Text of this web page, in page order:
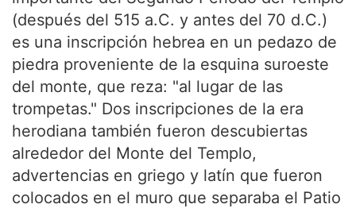
(después del 515 a.C. y antes del 70 d.C.)
es una inscripción hebrea en un pedazo de
piedra proveniente de la esquina suroeste
del monte, que reza: "al lugar de las
trompetas." Dos inscripciones de la era
herodiana también fueron descubiertas
alrededor del Monte del Templo,
advertencias en griego y latín que fueron
colocados en el muro que separaba el Patio